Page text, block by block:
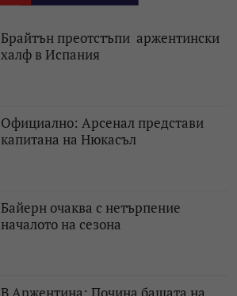
Брайтън преотстъпи аржентински
халф в Испания
Официално: Арсенал представи
капитана на Нюкасъл
Байерн очаква с нетърпение
началото на сезона